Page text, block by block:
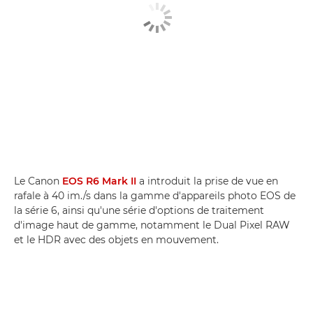
Le Canon EOS R6 Mark II a introduit la prise de vue en
rafale à 40 im./s dans la gamme d'appareils photo EOS de
la série 6, ainsi qu'une série d'options de traitement
d'image haut de gamme, notamment le Dual Pixel RAW
et le HDR avec des objets en mouvement.